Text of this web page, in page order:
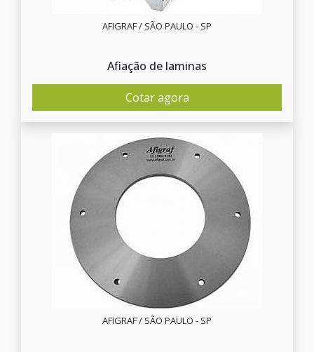
AFIGRAF / SÃO PAULO - SP
Afiação de laminas
Cotar agora
AFIGRAF / SÃO PAULO - SP